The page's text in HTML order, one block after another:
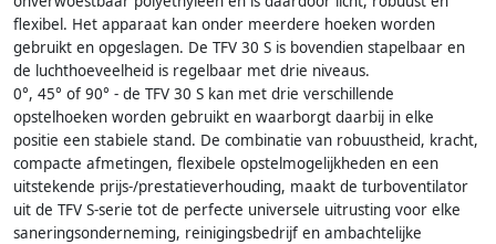
flexibel. Het apparaat kan onder meerdere hoeken worden
gebruikt en opgeslagen. De TFV 30 S is bovendien stapelbaar en
de luchthoeveelheid is regelbaar met drie niveaus.
0°, 45° of 90° - de TFV 30 S kan met drie verschillende
opstelhoeken worden gebruikt en waarborgt daarbij in elke
positie een stabiele stand. De combinatie van robuustheid, kracht,
compacte afmetingen, flexibele opstelmogelijkheden en een
uitstekende prijs-/prestatieverhouding, maakt de turboventilator
uit de TFV S-serie tot de perfecte universele uitrusting voor elke
saneringsonderneming, reinigingsbedrijf en ambachtelijke